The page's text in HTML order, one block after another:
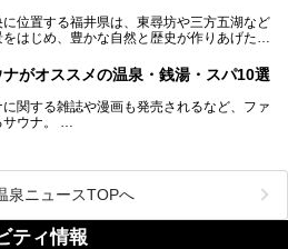
位置する福井県は、東尋坊や三方五湖など
はじめ、豊かな自然と歴史が作りあげた見
ば、ソースかつ丼などのグルメも人気で
新幹線の延伸により、関西地方のみならず
セスしやすくなりました。今回は、そんな
のスーパー銭湯をご紹介します。
がオススメの温泉・銭湯・スパ10選
関する雑誌や漫画も発売されるなど、ファ
ウナ。
サウナなどが存在し、施設によって様々な
施設も増えています。
・スパを10件まとめてご紹介します。
泉ニュースTOPへ
ティ情報